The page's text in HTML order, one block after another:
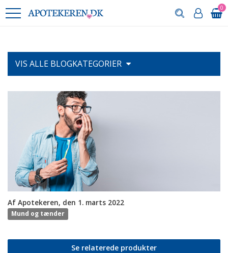
0
VIS ALLE BLOGKATEGORIER
Af Apotekeren, den 1. marts 2022
Mund og tænder
Se relaterede produkter